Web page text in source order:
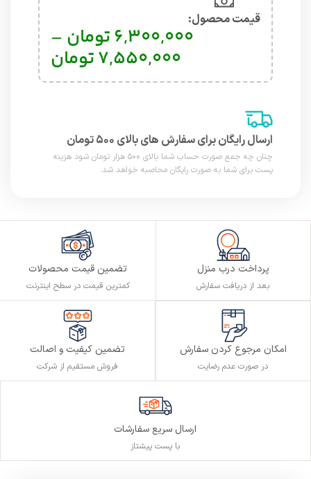
قیمت محصول:​
6,300,000 تومان –
7,550,000تومان
ارسال رایگان برای سفارش های بالای ۵۰۰ تومان
چنان چه جمع صورت حساب شما بالای ۵۰۰ هزار تومان شود هزینه
پست برای شما به صورت رایگان محاصبه خواهد شد.
پرداخت درب منزل
بعد از دریافت سفارش
تضمین قیمت محصولات
کمترین قیمت در سطح اینترنت
امکان مرجوع کردن سفارش
در صورت عدم رضایت
تضمین کیفیت و اصالت
فروش مستقیم از شرکت
ارسال سریع سفارشات
با پست پیشتاز